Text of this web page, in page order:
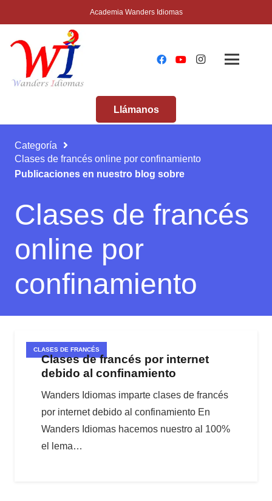
Academia Wanders Idiomas
Llámanos
Categoría
Clases de francés online por confinamiento
Publicaciones en nuestro blog sobre
Clases de francés
online por
confinamiento
CLASES DE FRANCÉS
Clases de francés por internet
debido al confinamiento
Wanders Idiomas imparte clases de francés
por internet debido al confinamiento En
Wanders Idiomas hacemos nuestro al 100%
el lema…